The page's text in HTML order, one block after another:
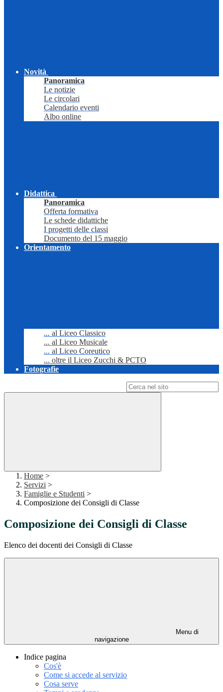
Novità
Panoramica
Le notizie
Le circolari
Calendario eventi
Albo online
Didattica
Panoramica
Offerta formativa
Le schede didattiche
I progetti delle classi
Documento del 15 maggio
Orientamento
... al Liceo Classico
... al Liceo Musicale
... al Liceo Coreutico
... oltre il Liceo Zucchi & PCTO
Fotografie
Home >
Servizi >
Famiglie e Studenti >
Composizione dei Consigli di Classe
Composizione dei Consigli di Classe
Elenco dei docenti dei Consigli di Classe
Menu di
navigazione
Indice pagina
Cos'è
Come si accede al servizio
Cosa serve